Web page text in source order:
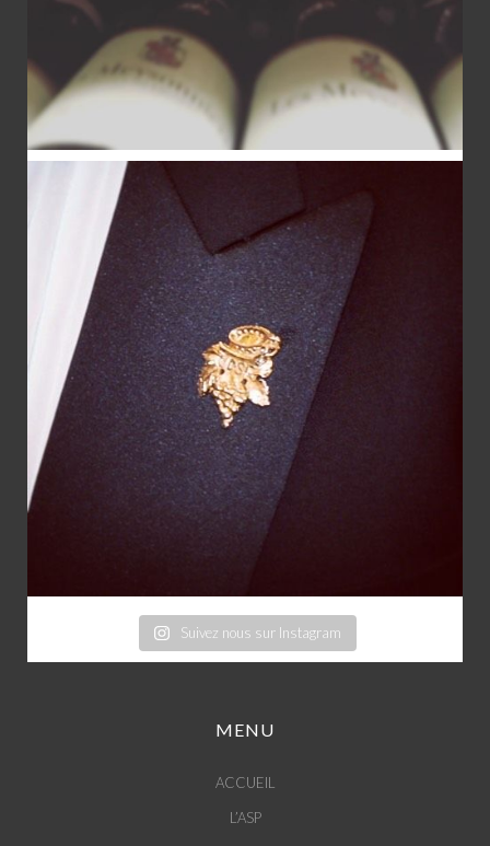
Suivez nous sur Instagram
MENU
ACCUEIL
L’ASP